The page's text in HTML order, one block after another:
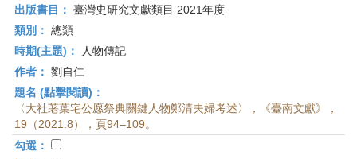
出版書目： 臺灣史研究文獻類目 2021年度
類別： 總類
時期(主題)：
人物傳記
作者： 劉自仁
題名 (點擊閱讀)：
〈大社荖葉宅公愿祭典關鍵人物鄭清夫婦考述〉，《臺南文獻》，
19（2021.8），頁94–109。
勾選：